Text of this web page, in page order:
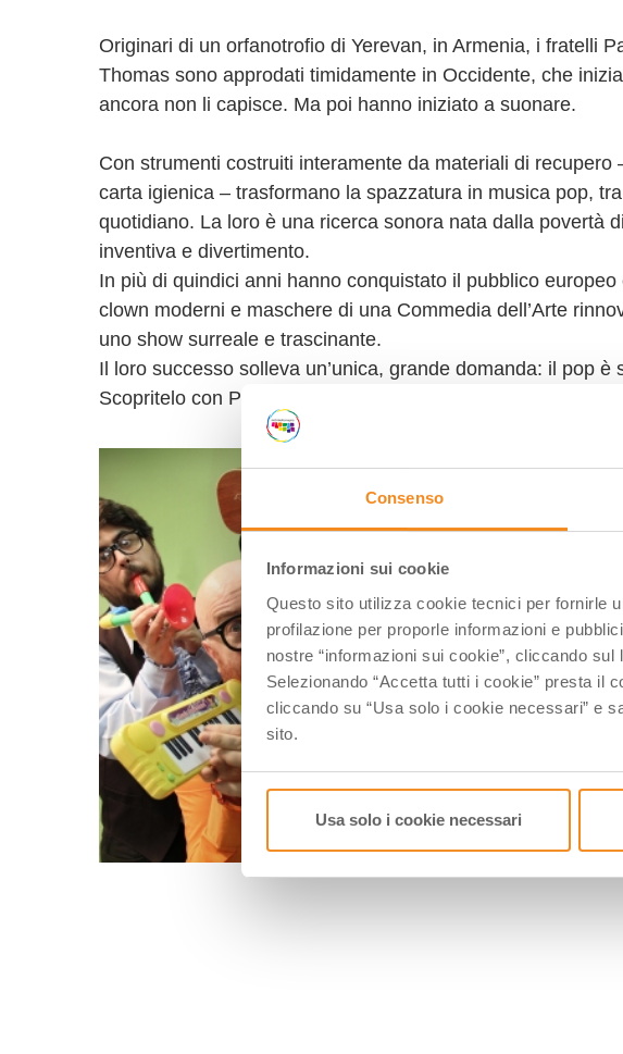
Consenso
Informazioni sui cookie
Questo sito utilizza cookie tecnici per fornirle
profilazione per proporle informazioni e
nostre “informazioni sui cookie”, cliccando
Selezionando “Accetta tutti i cookie” presta il
cliccando su “Usa solo i cookie necessari” e
sito.
Usa solo i cookie necessari
Originari di un orfanotrofio di Yerevan, in Armenia, i fratelli
Thomas sono approdati timidamente in Occidente, che
ancora non li capisce. Ma poi hanno iniziato a suonare.
Con strumenti costruiti interamente da materiali di recupero
carta igienica – trasformano la spazzatura in musica pop,
quotidiano. La loro è una ricerca sonora nata dalla povertà
inventiva e divertimento.
In più di quindici anni hanno conquistato il pubblico
clown moderni e maschere di una Commedia dell’Arte
uno show surreale e trascinante.
Il loro successo solleva un’unica, grande domanda: il pop
Scopritelo con Pop Bins.